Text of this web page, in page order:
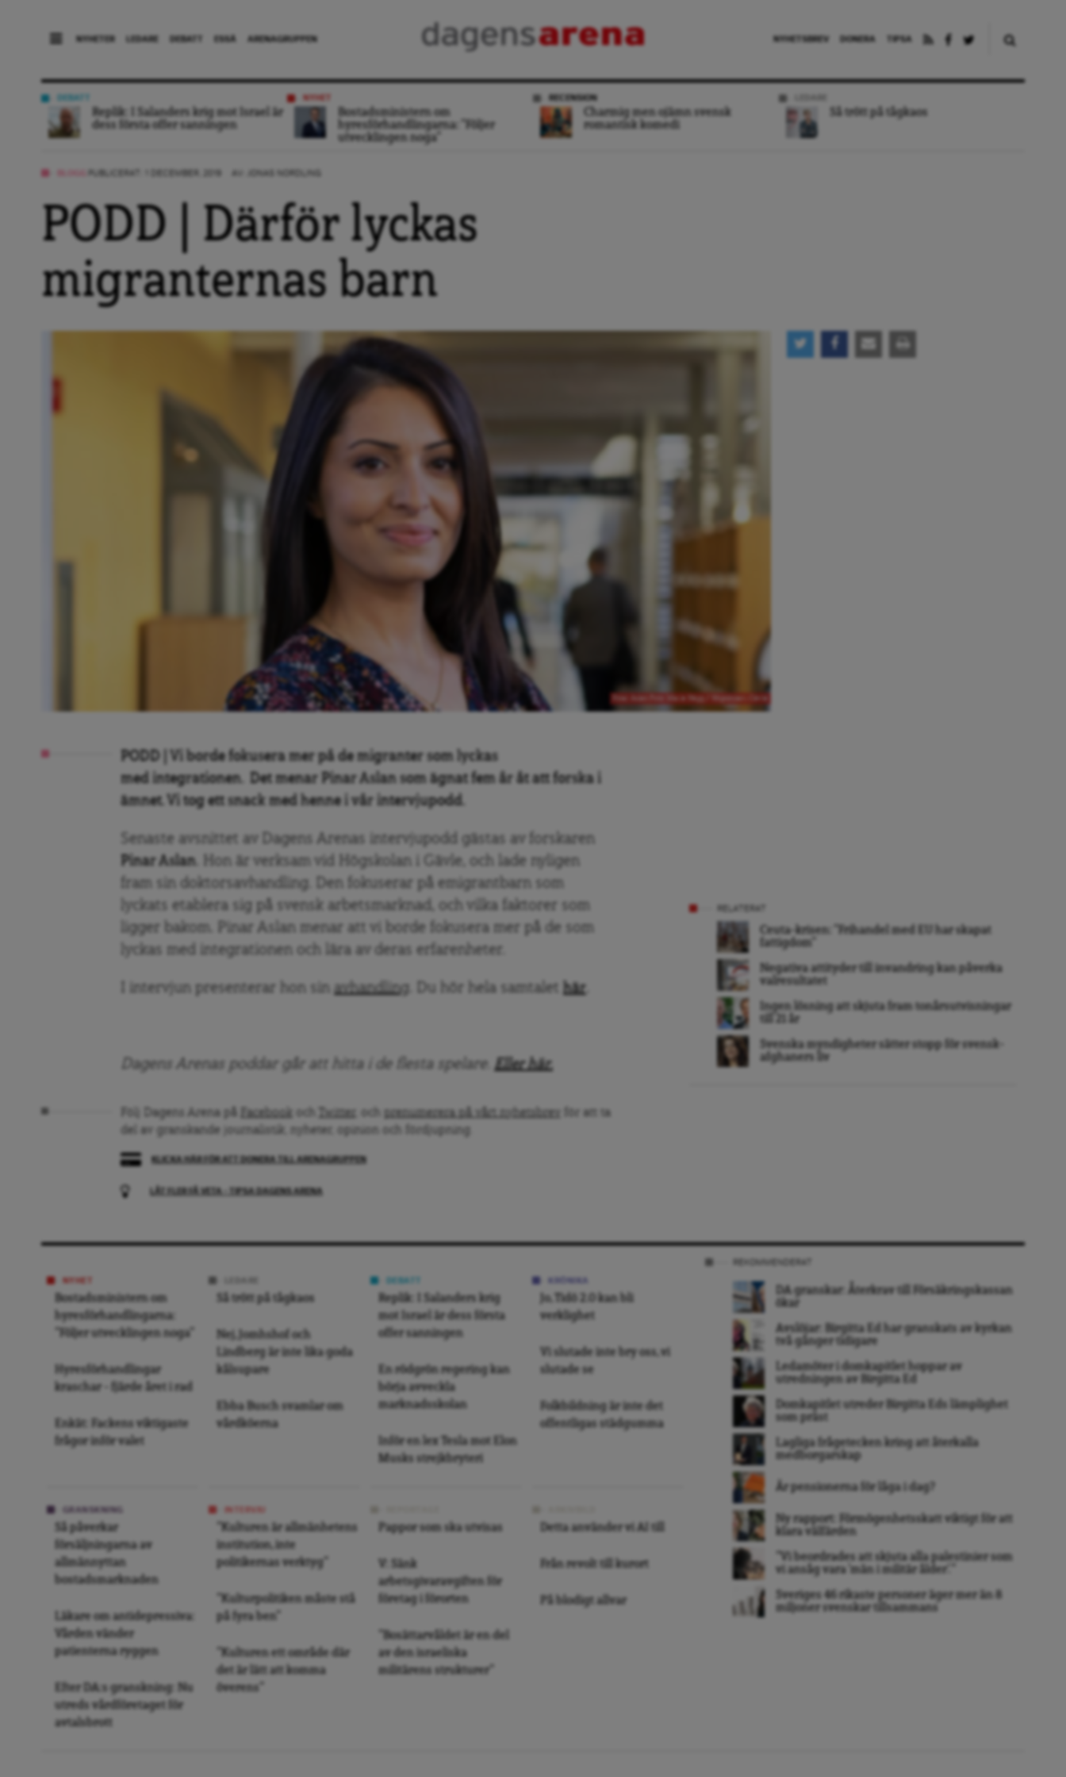
NYHETER LEDARE DEBATT ESSÄ ARENAGRUPPEN NYHETSBREV DONERA TIPSA
Replik: I Salanders krig mot Israel är
dess första offer sanningen
NYHET
Bostadsministern om
hyresförhandlingarna: ”Följer
utvecklingen noga”
RECENSION
Charmig men ojämn svensk
romantisk komedi
Så trött på tågkaos
PODD | Därför lyckas
migranternas barn
PODD | Vi borde fokusera mer på de migranter som lyckas
med integrationen. Det menar Pinar Aslan som ägnat fem år åt att forska i
ämnet. Vi tog ett snack med henne i vår intervjupodd.
Senaste avsnittet av Dagens Arenas intervjupodd gästas av forskaren
Pinar Aslan . Hon är verksam vid Högskolan i Gävle, och lade nyligen
fram sin doktorsavhandling. Den fokuserar på emigrantbarn som
lyckats etablera sig på svensk arbetsmarknad, och vilka faktorer som
ligger bakom. Pinar Aslan menar att vi borde fokusera mer på de som
lyckas med integrationen och lära av deras erfarenheter.
I intervjun presenterar hon sin avhandling . Du hör hela samtalet här
Dagens Arenas poddar går att hitta i de flesta spelare. Eller här.
Följ Dagens Arena på Facebook Twitter prenumerera på vårt nyhetsbrev
för att ta
del av granskande journalistik, nyheter, opinion och fördjupning.
LÅT FLER FÅ VETA – TIPSA DAGENS ARENA
Ceuta-krisen: ”Frihandel med EU har skapat
fattigdom”
Negativa attityder till invandring kan påverka
valresultatet
Ingen lösning att skjuta fram tonårsutvisningar
till 21 år
Svenska myndigheter sätter stopp för svensk-
afghaners liv
NYHET
Bostadsministern om
hyresförhandlingarna:
”Följer utvecklingen noga”
Hyresförhandlingar
kraschar – fjärde året i rad
Enkät: Fackens viktigaste
frågor inför valet
Så trött på tågkaos
Nej, Jomhshof och
Lindberg är inte lika goda
kålsupare
Ebba Busch svamlar om
vårdköerna
Replik: I Salanders krig
mot Israel är dess första
offer sanningen
En rödgrön regering kan
börja avveckla
marknadsskolan
Inför en lex Tesla mot Elon
Musks strejkbryteri
Jo, Tidö 2.0 kan bli
verklighet
Vi slutade inte bry oss, vi
slutade se
Folkbildning är inte det
offentligas städgumma
Så påverkar
försäljningarna av
allmännyttan
bostadsmarknaden
Läkare om antidepressiva:
Vården vänder
patienterna ryggen
Efter DA:s granskning: Nu
utreds vårdföretaget för
avtalsbrott
”Kulturen är allmänhetens
institution, inte
politikernas verktyg”
”Kulturpolitiken måste stå
på fyra ben”
”Kulturen ett område där
det är lätt att komma
överens”
Pappor som ska utvisas
V: Sänk
arbetsgivaravgiften för
företag i förorten
”Bosättarvåldet är en del
av den israeliska
militärens strukturer”
Detta använder vi AI till
Från revolt till kurort
På blodigt allvar
DA granskar: Återkrav till Försäkringskassan
ökar
Avslöjar: Birgitta Ed har granskats av kyrkan
två gånger tidigare
Ledamöter i domkapitlet hoppar av
utredningen av Birgitta Ed
Domkapitlet utreder Birgitta Eds lämplighet
som präst
Lagliga frågetecken kring att återkalla
medborgarskap
Är pensionerna för låga i dag?
Ny rapport: Förmögenhetsskatt viktigt för att
klara välfärden
”Vi beordrades att skjuta alla palestinier som
vi ansåg vara ’män i militär ålder’. ”
Sveriges 46 rikaste personer äger mer än 8
miljoner svenskar tillsammans